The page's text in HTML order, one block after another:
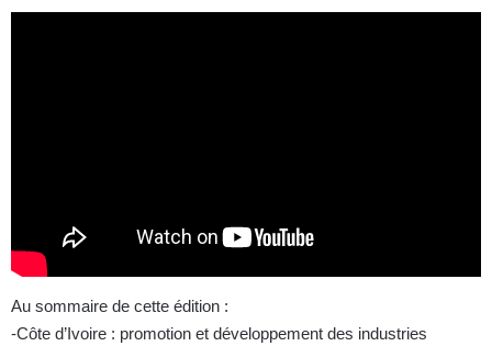
Au sommaire de cette édition :
-Côte d’Ivoire : promotion et développement des industries